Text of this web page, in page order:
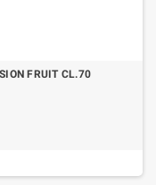
FRUIT CL.70